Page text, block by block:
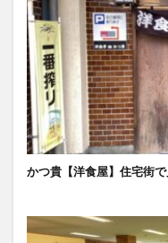
かつ貴【洋食屋】住宅街